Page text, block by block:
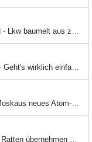
- Lkw baumelt aus zweitem Stock von Hochhaus
Geht's wirklich einfach immer weiter rauf?
neues Atom-U-Boot kann Tsunami-Torpedos tragen
übernehmen Haus in Kalifornien